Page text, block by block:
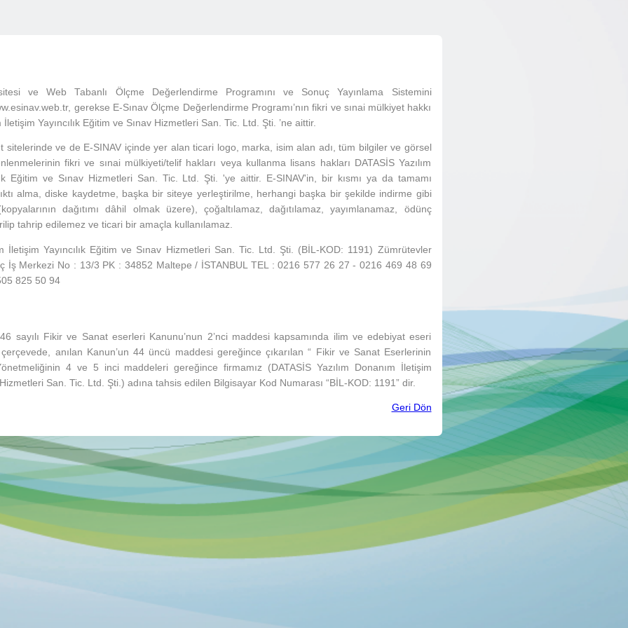
ve Web Tabanlı Ölçme Değerlendirme Programını ve Sonuç Yayınlama Sistemini
gerekse E-Sınav Ölçme Değerlendirme Programı’nın fikri ve sınai mülkiyet hakkı
İletişim Yayıncılık Eğitim ve Sınav Hizmetleri San. Tic. Ltd. Şti. ’ne aittir.
sitelerinde ve de E-SINAV içinde yer alan ticari logo, marka, isim alan adı, tüm bilgiler ve görsel
fikri ve sınai mülkiyeti/telif hakları veya kullanma lisans hakları DATASİS Yazılım
Eğitim ve Sınav Hizmetleri San. Tic. Ltd. Şti. 'ye aittir. E-SINAV'in, bir kısmı ya da tamamı
alma, diske kaydetme, başka bir siteye yerleştirilme, herhangi başka bir şekilde indirme gibi
dağıtımı dâhil olmak üzere), çoğaltılamaz, dağıtılamaz, yayımlanamaz, ödünç
tahrip edilemez ve ticari bir amaçla kullanılamaz.
İletişim Yayıncılık Eğitim ve Sınav Hizmetleri San. Tic. Ltd. Şti. (BİL-KOD: 1191) Zümrütevler
İş Merkezi No : 13/3 PK : 34852 Maltepe / İSTANBUL TEL : 0216 577 26 27 - 0216 469 48 69
825 50 94
sayılı Fikir ve Sanat eserleri Kanunu’nun 2’nci maddesi kapsamında ilim ve edebiyat eseri
anılan Kanun’un 44 üncü maddesi gereğince çıkarılan “ Fikir ve Sanat Eserlerinin
4 ve 5 inci maddeleri gereğince firmamız (DATASİS Yazılım Donanım İletişim
Hizmetleri San. Tic. Ltd. Şti.) adına tahsis edilen Bilgisayar Kod Numarası “BİL-KOD: 1191” dir.
Geri Dön